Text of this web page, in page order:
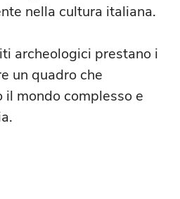
nella cultura italiana.
archeologici prestano i
un quadro che
mondo complesso e